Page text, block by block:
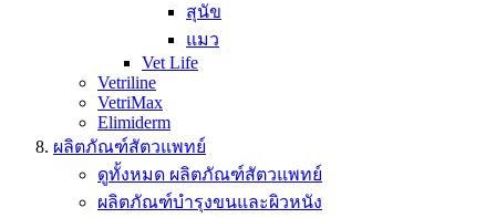
สุนัข
แมว
Vet Life
Vetriline
VetriMax
Elimiderm
ผลิตภัณฑ์สัตวแพทย์
ดูทั้งหมด ผลิตภัณฑ์สัตวแพทย์
ผลิตภัณฑ์บำรุงขนและผิวหนัง